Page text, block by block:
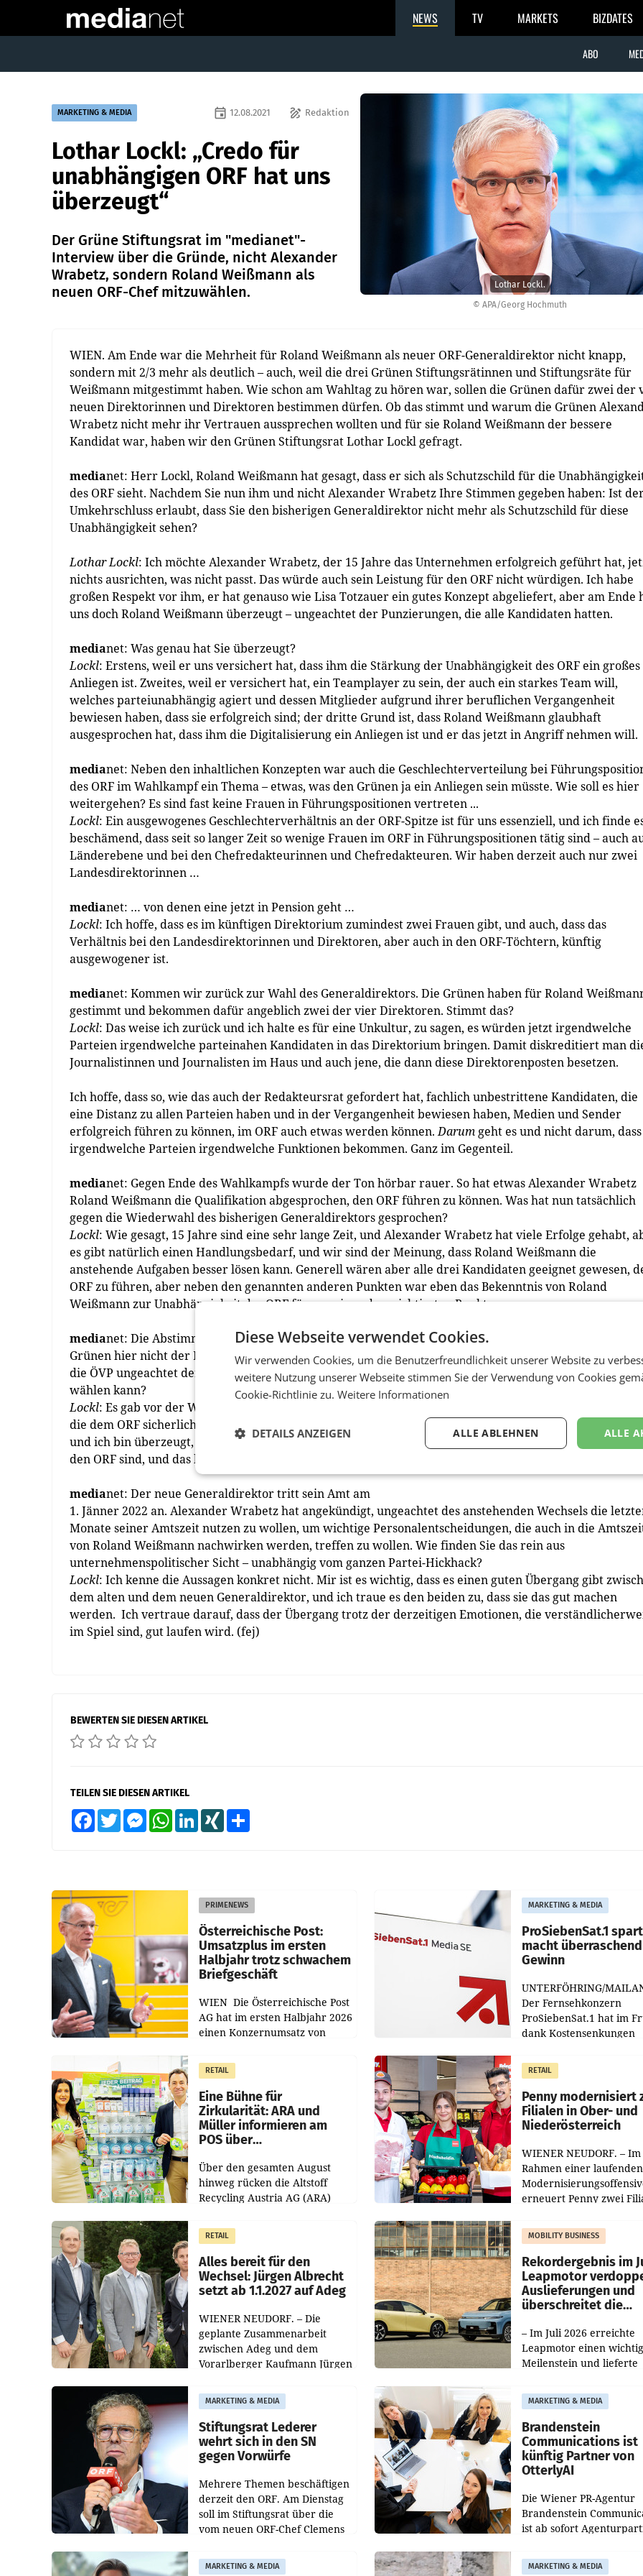
NEWS TV MARKETS BIZDATES
ABO
© APA/Georg Hochmuth
Lothar Lockl.
MARKETING & MEDIA draw Redaktion
event 12.08.2021
Lothar Lockl: „Credo für
unabhängigen ORF hat uns
überzeugt“
Der Grüne Stiftungsrat im "medianet"-
Interview über die Gründe, nicht Alexander
Wrabetz, sondern Roland Weißmann als
neuen ORF-Chef mitzuwählen.
WIEN. Am Ende war die Mehrheit für Roland Weißmann als neuer ORF-Generaldirektor nicht knapp,
sondern mit 2/3 mehr als deutlich – auch, weil die drei Grünen Stiftungsrätinnen und Stiftungsräte für
Weißmann mitgestimmt haben. Wie schon am Wahltag zu hören war, sollen die Grünen dafür zwei der
neuen Direktorinnen und Direktoren bestimmen dürfen. Ob das stimmt und warum die Grünen
Wrabetz nicht mehr ihr Vertrauen aussprechen wollten und für sie Roland Weißmann der bessere
Kandidat war, haben wir den Grünen Stiftungsrat Lothar Lockl gefragt.
medianet: Herr Lockl, Roland Weißmann hat gesagt, dass er sich als Schutzschild für die
des ORF sieht. Nachdem Sie nun ihm und nicht Alexander Wrabetz Ihre Stimmen gegeben haben: Ist
Umkehrschluss erlaubt, dass Sie den bisherigen Generaldirektor nicht mehr als Schutzschild für diese
Unabhängigkeit sehen?
Lothar Lockl: Ich möchte Alexander Wrabetz, der 15 Jahre das Unternehmen erfolgreich geführt hat,
nichts ausrichten, was nicht passt. Das würde auch sein Leistung für den ORF nicht würdigen. Ich habe
großen Respekt vor ihm, er hat genauso wie Lisa Totzauer ein gutes Konzept abgeliefert, aber am Ende
uns doch Roland Weißmann überzeugt – ungeachtet der Punzierungen, die alle Kandidaten hatten.
medianet: Was genau hat Sie überzeugt?
Lockl: Erstens, weil er uns versichert hat, dass ihm die Stärkung der Unabhängigkeit des ORF ein großes
Anliegen ist. Zweites, weil er versichert hat, ein Teamplayer zu sein, der auch ein starkes Team will,
welches parteiunabhängig agiert und dessen Mitglieder aufgrund ihrer beruflichen Vergangenheit
bewiesen haben, dass sie erfolgreich sind; der dritte Grund ist, dass Roland Weißmann glaubhaft
ausgesprochen hat, dass ihm die Digitalisierung ein Anliegen ist und er das jetzt in Angriff nehmen will.
medianet: Neben den inhaltlichen Konzepten war auch die Geschlechterverteilung bei
des ORF im Wahlkampf ein Thema – etwas, was den Grünen ja ein Anliegen sein müsste. Wie soll es hier
weitergehen? Es sind fast keine Frauen in Führungspositionen vertreten ...
Lockl: Ein ausgewogenes Geschlechterverhältnis an der ORF-Spitze ist für uns essenziell, und ich finde
beschämend, dass seit so langer Zeit so wenige Frauen im ORF in Führungspositionen tätig sind – auch
Länderebene und bei den Chefredakteurinnen und Chefredakteuren. Wir haben derzeit auch nur zwei
Landesdirektorinnen …
medianet: … von denen eine jetzt in Pension geht …
Lockl: Ich hoffe, dass es im künftigen Direktorium zumindest zwei Frauen gibt, und auch, dass das
Verhältnis bei den Landesdirektorinnen und Direktoren, aber auch in den ORF-Töchtern, künftig
ausgewogener ist.
medianet: Kommen wir zurück zur Wahl des Generaldirektors. Die Grünen haben für Roland
gestimmt und bekommen dafür angeblich zwei der vier Direktoren. Stimmt das?
Lockl: Das weise ich zurück und ich halte es für eine Unkultur, zu sagen, es würden jetzt irgendwelche
Parteien irgendwelche parteinahen Kandidaten in das Direktorium bringen. Damit diskreditiert man
Journalistinnen und Journalisten im Haus und auch jene, die dann diese Direktorenposten besetzen.
Ich hoffe, dass so, wie das auch der Redakteursrat gefordert hat, fachlich unbestrittene Kandidaten, die
eine Distanz zu allen Parteien haben und in der Vergangenheit bewiesen haben, Medien und Sender
erfolgreich führen zu können, im ORF auch etwas werden können.Darumgeht es und nicht darum, dass
irgendwelche Parteien irgendwelche Funktionen bekommen. Ganz im Gegenteil.
medianet: Gegen Ende des Wahlkampfs wurde der Ton hörbar rauer. So hat etwas Alexander Wrabetz
Roland Weißmann die Qualifikation abgesprochen, den ORF führen zu können. Was hat nun tatsächlich
gegen die Wiederwahl des bisherigen Generaldirektors gesprochen?
Lockl: Wie gesagt, 15 Jahre sind eine sehr lange Zeit, und Alexander Wrabetz hat viele Erfolge gehabt,
es gibt natürlich einen Handlungsbedarf, und wir sind der Meinung, dass Roland Weißmann die
anstehende Aufgaben besser lösen kann. Generell wären aber alle drei Kandidaten geeignet gewesen,
ORF zu führen, aber neben den genannten anderen Punkten war eben das Bekenntnis von Roland
Weißmann zur Unabhängigkeit des ORF für uns einer der wichtigsten Punkte.
medianet: Die Abstimmung fand aber trotzdem streng entlang der Koalitionslinie statt. Setzen sich die
Grünen hier nicht der Kritik aus, wieder einmal mit der ÖVP mitgegangen zu sein, obwohl klar war,
die ÖVP ungeachtet der Sachlage einen Wechsel will und ‚ihren' Kandidaten auch mit der eigenen
wählen kann?
Lockl: Es gab vor der Wahl viele Punzierende und viele Wortmeldungen vor allem außerhalb des Hauses,
die dem ORF sicherlich nicht gutgetan haben. Wir als Stiftungsräte sind dem Wohl des Hauses
und ich bin überzeugt, dass wir einen Generaldirektor und Direktoren brauchen, die ein starkes Team
den ORF sind, und das hat für uns den Ausschlag gegeben.
medianet: Der neue Generaldirektor tritt sein Amt am
1. Jänner 2022 an. Alexander Wrabetz hat angekündigt, ungeachtet des anstehenden Wechsels die
Monate seiner Amtszeit nutzen zu wollen, um wichtige Personalentscheidungen, die auch in die
von Roland Weißmann nachwirken werden, treffen zu wollen. Wie finden Sie das rein aus
unternehmenspolitischer Sicht – unabhängig vom ganzen Partei-Hickhack?
Lockl: Ich kenne die Aussagen konkret nicht. Mir ist es wichtig, dass es einen guten Übergang gibt
dem alten und dem neuen Generaldirektor, und ich traue es den beiden zu, dass sie das gut machen
werden. Ich vertraue darauf, dass der Übergang trotz der derzeitigen Emotionen, die
im Spiel sind, gut laufen wird. (fej)
BEWERTEN SIE DIESEN ARTIKEL
TEILEN SIE DIESEN ARTIKEL
FacebookTwitter MessengerWhatsAppLinkedInXING
PRIMENEWS
Österreichische Post:
Umsatzplus im ersten
Halbjahr trotz schwachem
Briefgeschäft
WIEN Die Österreichische Post
AG hat im ersten Halbjahr 2026
einen Konzernumsatz von
erwirtschaftet, was einem Plus
von 3,8 Prozent gegenüber
dem Vergleichszeitraum
MARKETING & MEDIA
ProSiebenSat.1
macht
Gewinn
UNTERFÖHRING/
Der Fernsehkonzern
ProSiebenSat.1 hat im
dank Kostensenkungen
gemacht und die
Markterwartung deutlich
übertroffen.
RETAIL
Eine Bühne für
Zirkularität: ARA und
Müller informieren am
POS über
Über den gesamten August
hinweg rücken die Altstoff
Recycling Austria AG (ARA)
Müller die Initiative „Kreislauf-
Helden“ in allen
österreichischen Müller-Filialen
RETAIL
Penny modernisiert
Filialen in Ober- und
Niederösterreich
WIENER NEUDORF. – Im
Rahmen einer laufenden
erneuert Penny zwei
Die beiden Standorte
Haag sowie im rund
RETAIL
Alles bereit für den
Wechsel: Jürgen Albrecht
setzt ab 1.1.2027 auf Adeg
WIENER NEUDORF. – Die
geplante Zusammenarbeit
zwischen Adeg und dem
Vorarlberger Kaufmann Jürgen
freigegeben: Die
Bundeswettbewerbsbehörde
und der Bundeskartellanwalt
MOBILITY BUSINESS
Rekordergebnis im
Leapmotor
Auslieferungen und
überschreitet die
– Im Juli 2026 erreichte
Leapmotor einen
Meilenstein und lieferte
aus, womit sich das
gegenüber Juli 2025
verdoppelte (+102
MARKETING & MEDIA
Stiftungsrat Lederer
wehrt sich in den SN
gegen Vorwürfe
Mehrere Themen beschäftigen
derzeit den ORF. Am Dienstag
soll im Stiftungsrat über die
vom neuen ORF-Chef Clemens
Besetzungen für die
MARKETING & MEDIA
Brandenstein
Communications ist
künftig Partner von
OtterlyAI
Die Wiener PR-Agentur
Brandenstein
ist ab sofort
Optimierungsplattform
MARKETING & MEDIA MARKETING & MEDIA
Diese Webseite verwendet Cookies.
Wir verwenden Cookies, um die Benutzerfreundlichkeit unserer Website zu
weitere Nutzung unserer Webseite stimmen Sie der Verwendung von Cookies
Cookie-Richtlinie zu. Weitere Informationen
ALLE
ALLE ABLEHNEN
DETAILS ANZEIGEN